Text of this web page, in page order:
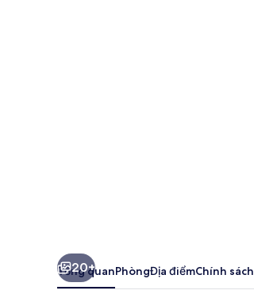
1
day
20+
Tổng quanPhòngĐịa điểmChính sách